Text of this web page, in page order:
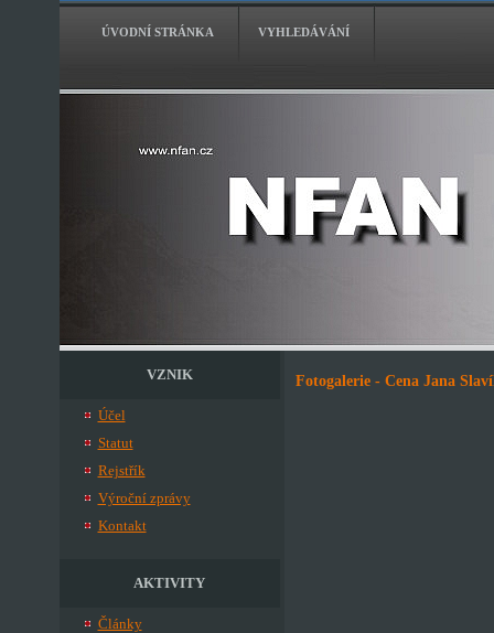
ÚVODNÍ STRÁNKA VYHLEDÁVÁNÍ
VZNIK
Účel
Statut
Rejstřík
Výroční zprávy
Kontakt
AKTIVITY
Články
Fotogalerie - Cena Jana